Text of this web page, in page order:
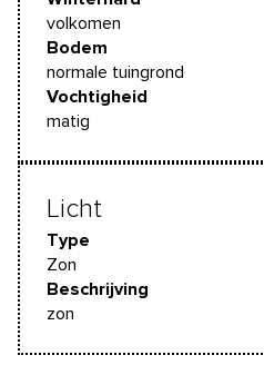
volkomen
Bodem
normale tuingrond
Vochtigheid
matig
Licht
Type
Zon
Beschrijving
zon